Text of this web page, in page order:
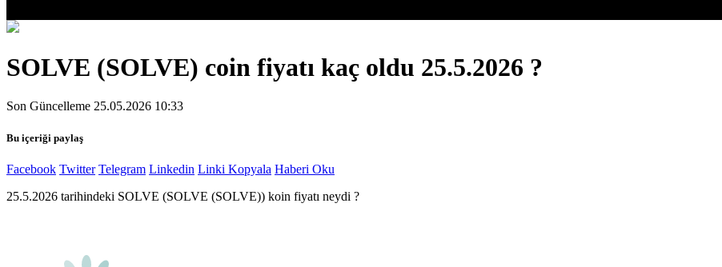
SOLVE (SOLVE) coin fiyatı kaç oldu 25.5.2026 ?
Son Güncelleme 25.05.2026 10:33
Bu içeriği paylaş
Facebook Twitter Telegram Linkedin Linki Kopyala Haberi Oku
25.5.2026 tarihindeki SOLVE (SOLVE (SOLVE)) koin fiyatı neydi ?